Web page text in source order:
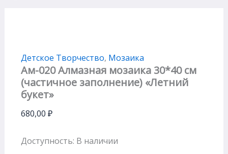
Детское Творчество, Мозаика
Ам-020 Алмазная мозаика 30*40 см
(частичное заполнение) «Летний
букет»
680,00 ₽
Доступность: В наличии